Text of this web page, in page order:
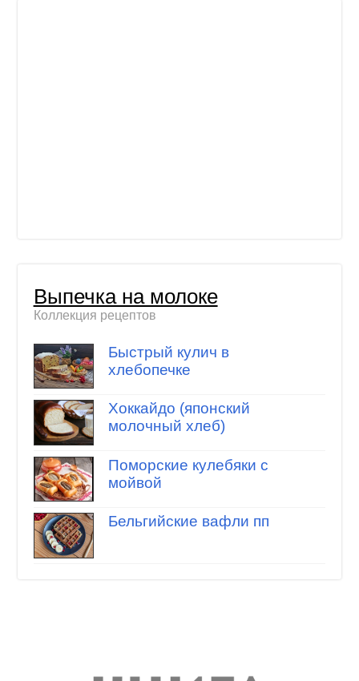
Выпечка на молоке
Коллекция рецептов
Быстрый кулич в
хлебопечке
Хоккайдо (японский
молочный хлеб)
Поморские кулебяки с
мойвой
Бельгийские вафли пп